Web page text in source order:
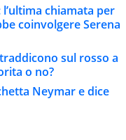
chiamata per
coinvolgere Serena
sul rosso a
o no?
Neymar e dice